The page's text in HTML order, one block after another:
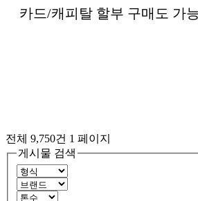
카드/캐피탈 할부 구매도 가
전체 9,750건 1 페이지
게시물 검색